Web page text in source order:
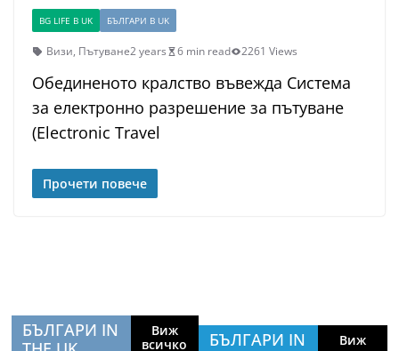
BG LIFE В UK БЪЛГАРИ В UK
Визи, Пътуване2 years 6 min read 2261 Views
Обединеното кралство въвежда Система
за електронно разрешение за пътуване
(Electronic Travel
Прочети повече
БЪЛГАРИ IN
Виж
всичко
БЪЛГАРИ IN
Виж